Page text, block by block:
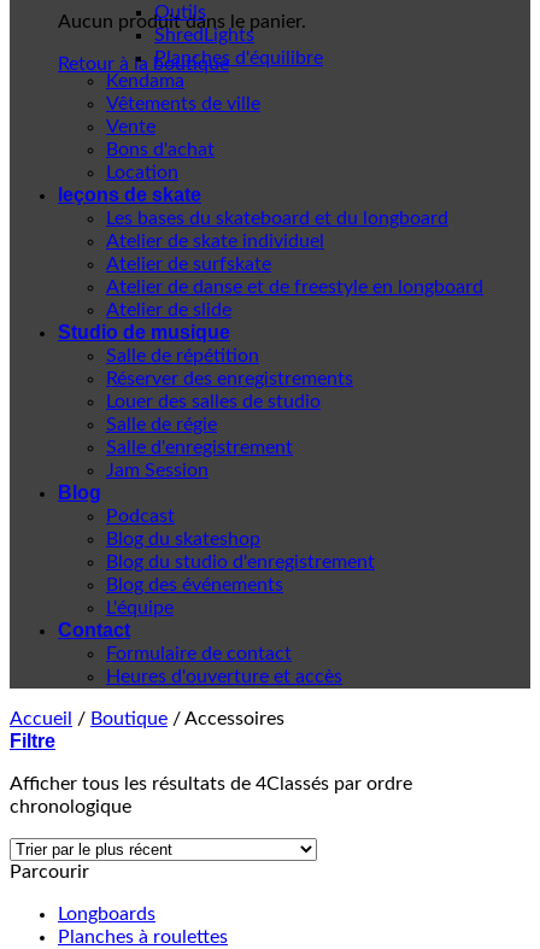
Aucun produit dans le panier.
Retour à la boutique
Outils
ShredLights
Planches d'équilibre
Kendama
Vêtements de ville
Vente
Bons d'achat
Location
leçons de skate
Les bases du skateboard et du longboard
Atelier de skate individuel
Atelier de surfskate
Atelier de danse et de freestyle en longboard
Atelier de slide
Studio de musique
Salle de répétition
Réserver des enregistrements
Louer des salles de studio
Salle de régie
Salle d'enregistrement
Jam Session
Blog
Podcast
Blog du skateshop
Blog du studio d'enregistrement
Blog des événements
L'équipe
Contact
Formulaire de contact
Heures d'ouverture et accès
Accueil / Boutique /Accessoires
Filtre
Afficher tous les résultats de 4Classés par ordre
chronologique
Parcourir
Longboards
Planches à roulettes